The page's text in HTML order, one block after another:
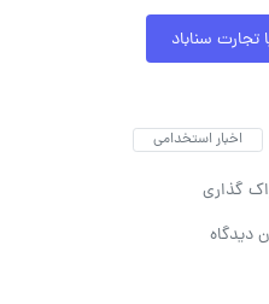
سناباد
اخبار استخدامی
گذاری
دیدگاه